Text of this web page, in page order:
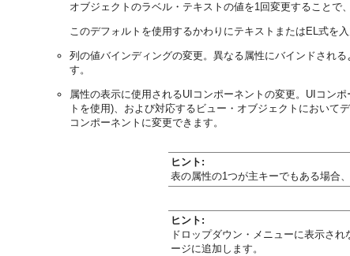
オブジェクトのラベル・テキストの値を1回変更することで
このデフォルトを使用するかわりにテキストまたはEL式を
列の値バインディングの変更。異なる属性にバインドされ
す。
属性の表示に使用されるUIコンポーネントの変更。UIコン
トを使用)、および対応するビュー・オブジェクトにおい
コンポーネントに変更できます。
ヒント:
表の属性の1つが主キーでもある場合
ヒント:
ドロップダウン・メニューに表示さ
ージに追加します。